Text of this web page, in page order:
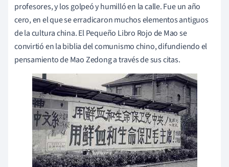
profesores, y los golpeó y humilló en la calle. Fue un año
cero, en el que se erradicaron muchos elementos antiguos
de la cultura china. El Pequeño Libro Rojo de Mao se
convirtió en la biblia del comunismo chino, difundiendo el
pensamiento de Mao Zedong a través de sus citas.